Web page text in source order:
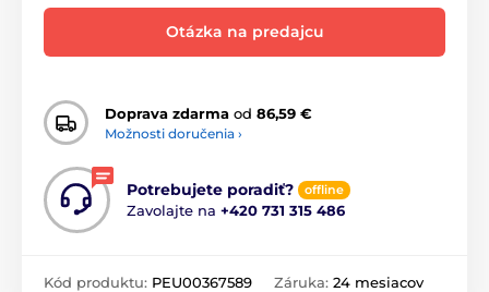
Otázka na predajcu
Doprava zdarma od 86,59 €
Možnosti doručenia ›
Potrebujete poradiť? offline
Zavolajte na +420 731 315 486
Kód produktu: PEU00367589 Záruka: 24 mesiacov